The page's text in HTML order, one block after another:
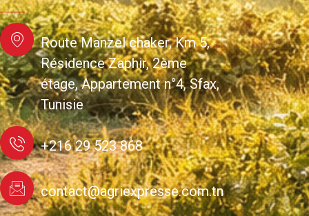
Route Manzel chaker, Km 5,
Résidence Zaphir, 2ème
étage, Appartement n°4, Sfax,
Tunisie
+216 29 523 868
contact@agriexpresse.com.tn